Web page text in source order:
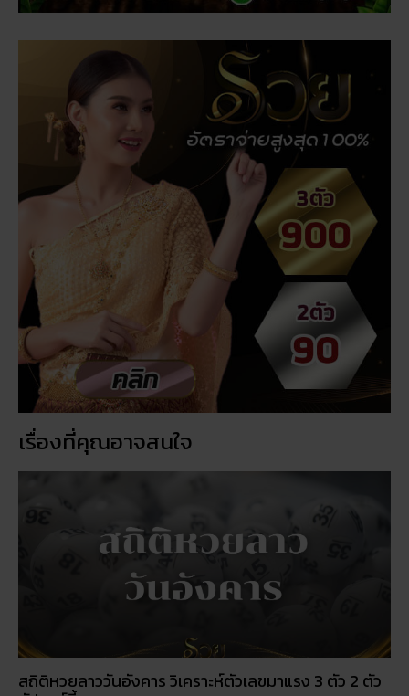
เรื่องที่คุณอาจสนใจ
สถิติหวยลาววันอังคาร วิเคราะห์ตัวเลขมาแรง 3 ตัว 2 ตัว